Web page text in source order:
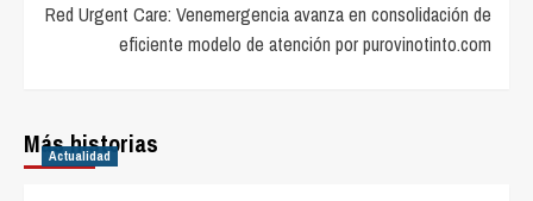
Red Urgent Care: Venemergencia avanza en consolidación de
eficiente modelo de atención por purovinotinto.com
Más historias
Actualidad